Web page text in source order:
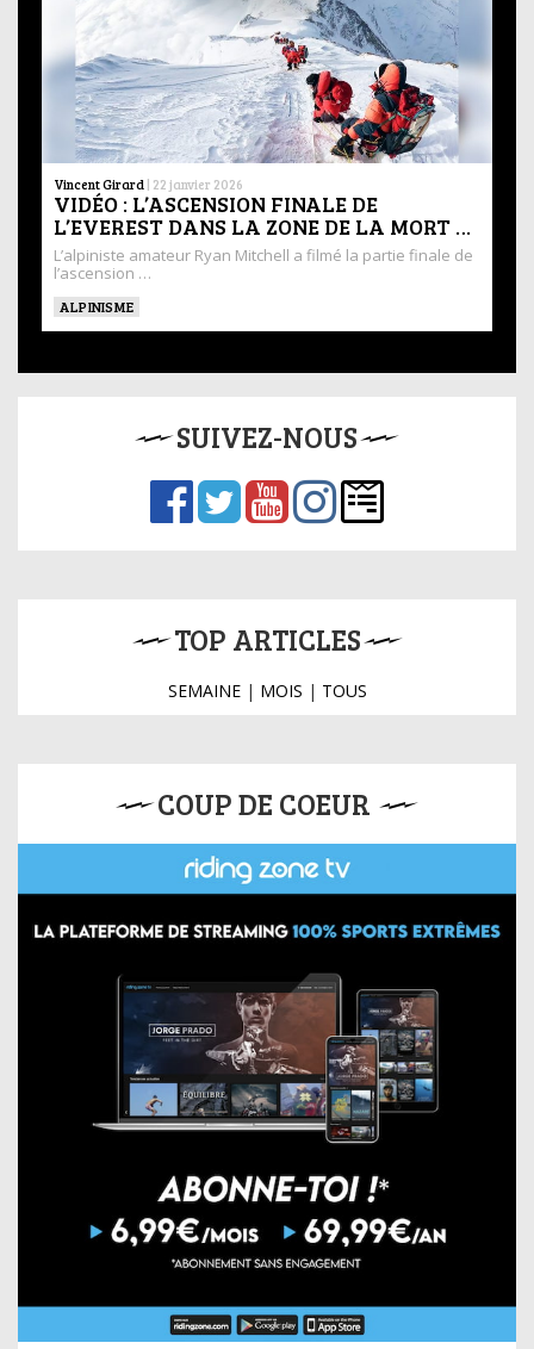
Vincent Girard | 22 janvier 2026
VIDÉO : L’ASCENSION FINALE DE
L’EVEREST DANS LA ZONE DE LA MORT …
L’alpiniste amateur Ryan Mitchell a filmé la partie finale de
l’ascension …
ALPINISME
SUIVEZ-NOUS
TOP ARTICLES
SEMAINE| MOIS | TOUS
COUP DE COEUR